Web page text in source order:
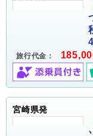
旅行代金：
宮崎県発